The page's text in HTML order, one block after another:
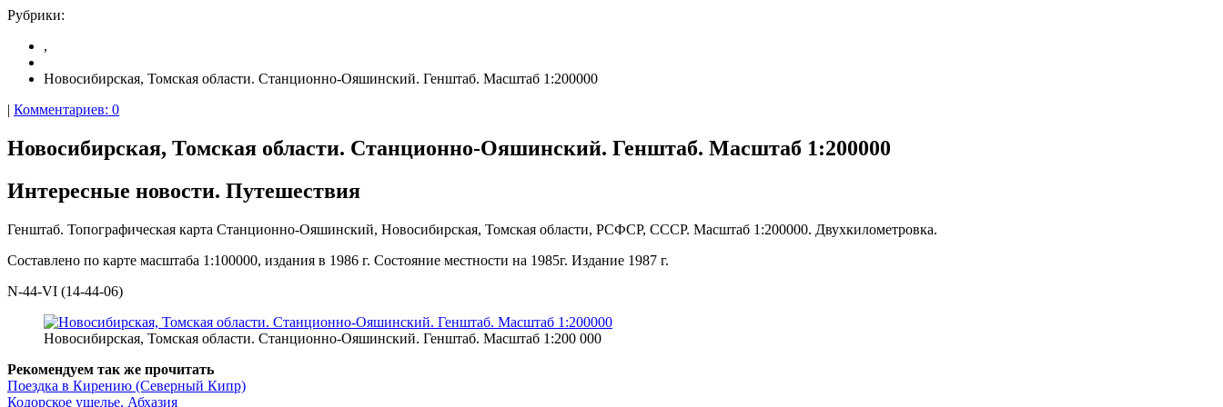
Рубрики:
,
Новосибирская, Томская области. Станционно-Ояшинский. Генштаб. Масштаб 1:200000
| Комментариев: 0
Новосибирская, Томская области. Станционно-Ояшинский. Генштаб. Масштаб 1:200000
Интересные новости. Путешествия
Генштаб. Топографическая карта Станционно-Ояшинский, Новосибирская, Томская области, РСФСР, СССР. Масштаб 1:200000. Двухкилометровка.
Составлено по карте масштаба 1:100000, издания в 1986 г. Состояние местности на 1985г. Издание 1987 г.
N-44-VI (14-44-06)
Новосибирская, Томская области. Станционно-Ояшинский. Генштаб. Масштаб 1:200 000
Рекомендуем так же прочитать
Поездка в Кирению (Северный Кипр)
Кодорское ущелье, Абхазия